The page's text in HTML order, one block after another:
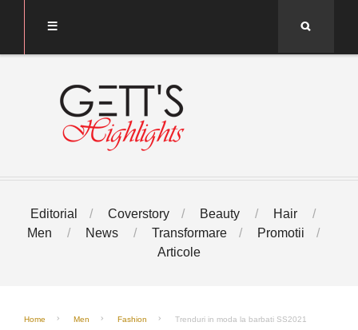
Editorial Coverstory Beauty
Hair
Men
News Transformare
Promotii
Articole
Home Men Fashion Trenduri in moda la barbati SS2021